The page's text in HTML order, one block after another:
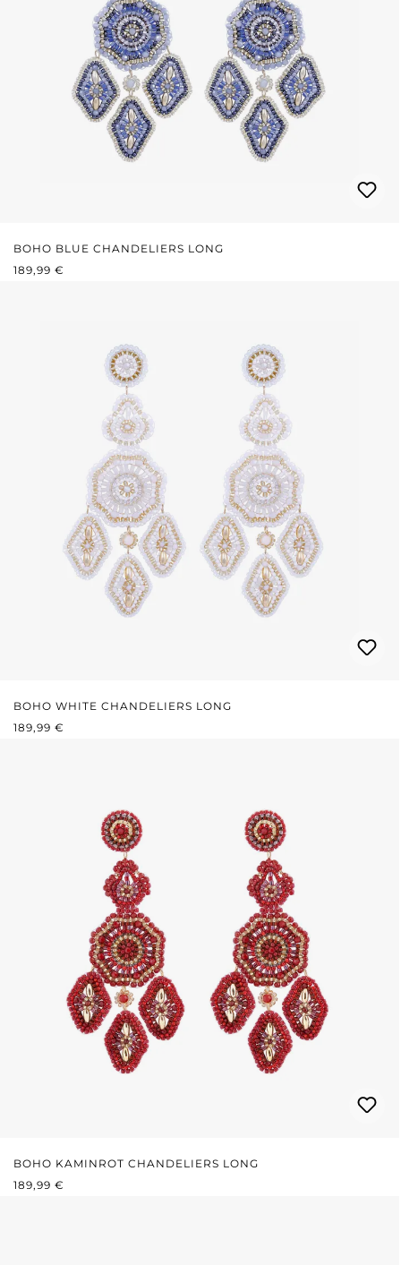
BOHO BLUE CHANDELIERS LONG
REGULÄRER PREIS:
189,99 €
BOHO WHITE CHANDELIERS LONG
REGULÄRER PREIS:
189,99 €
BOHO KAMINROT CHANDELIERS LONG
REGULÄRER PREIS:
189,99 €